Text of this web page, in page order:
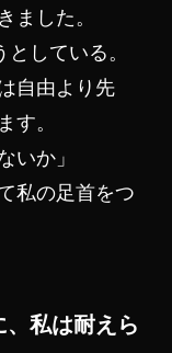
ました。
している。
自由より先
す。
いか」
私の足首をつ
私は耐えら